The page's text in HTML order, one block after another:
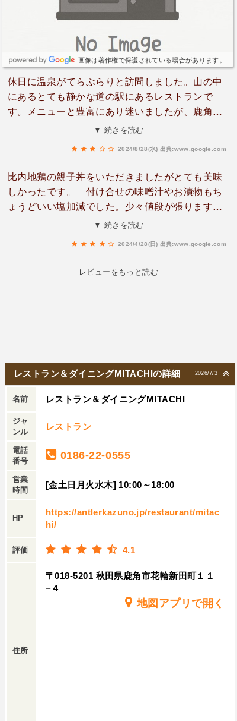
画像は著作権で保護されている場合があります。
休日に温泉がてらぶらりと訪問しました。山の中
にあるとても静かな道の駅にあるレストランで
す。メニューと豊富にあり迷いましたが、鹿角産
ポークカツカレーをと親子丼にしました。カツの
▼ 続きを読む
2024/8/28(水) 出典:www.google.com
比内地鶏の親子丼をいただきましたがとても美味
しかったです。 付け合せの味噌汁やお漬物もち
ょうどいい塩加減でした。少々値段が張ります
が、それに見合ったモノを楽しめるかと思いま
▼ 続きを読む
2024/4/28(日) 出典:www.google.com
レビューをもっと読む
2026/7/3
レストラン＆ダイニングMITACHIの詳細
名前 レストラン＆ダイニングMITACHI
ジャ
ンル
レストラン
電話
番号
0186-22-0555
営業
時間
[金土日月火水木] 10:00～18:00
HP
https://antlerkazuno.jp/restaurant/mitac
hi/
評価 4.1
住所
〒018-5201 秋田県鹿角市花輪新田町１１
−４
地図アプリで開く